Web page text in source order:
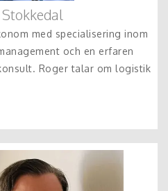
med specialisering inom
och en erfaren
Roger talar om logistik